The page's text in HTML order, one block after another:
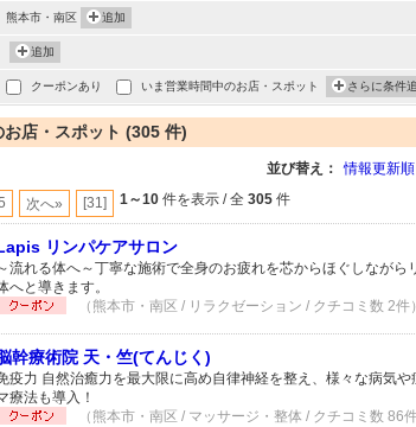
熊本市・南区 追加
追加
クーポンあり いま営業時間中のお店・スポット さらに条件
店・スポット (305 件)
並び替え： 情報更新順
次へ» [31] 1～10 件を表示 / 全 305 件
リンパケアサロン
流れる体へ～丁寧な施術で全身のお疲れを芯からほぐしながら
へと導きます。
（熊本市・南区 / リラクゼーション / クチコミ数 2件）
幹療術院 天・竺(てんじく)
疫力 自然治癒力を最大限に高め自律神経を整え、様々な病気
療法も導入！
（熊本市・南区 / マッサージ・整体 / クチコミ数 86件